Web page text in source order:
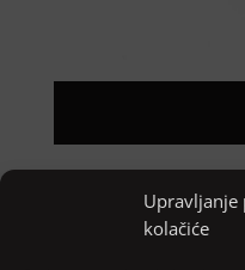
Upravljanje
kolačiće